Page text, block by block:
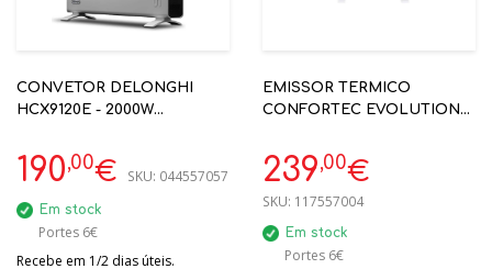
CONVETOR DELONGHI
HCX9120E - 2000W
VENTOINHAS
190,00€ SKU: 044557057
Em stock
Portes 6€
Recebe em 1/2 dias úteis.
EMISSOR TERMICO
CONFORTEC EVOLUTION
239,00€
SKU: 117557004
Em stock
Portes 6€